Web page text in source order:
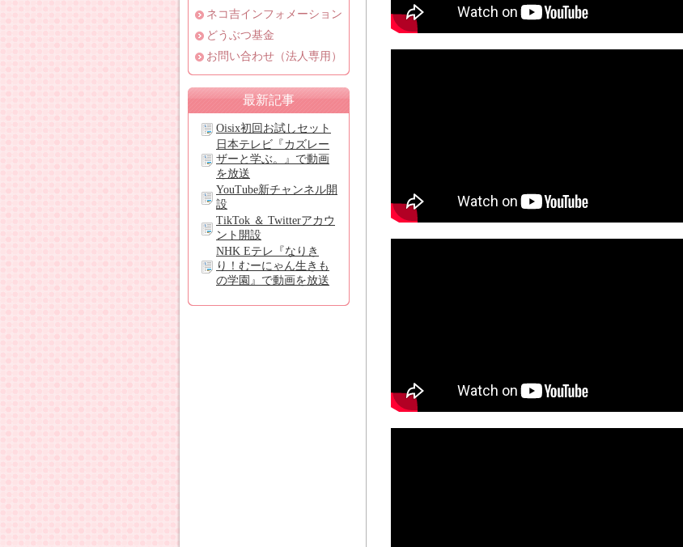
ネコ吉インフォメーション
どうぶつ基金
お問い合わせ（法人専用）
最新記事
Oisix初回お試しセット
日本テレビ『カズレー
ザーと学ぶ。』で動画
を放送
YouTube新チャンネル開
設
TikTok ＆ Twitterアカウ
ント開設
NHK Eテレ『なりき
り！むーにゃん生きも
の学園』で動画を放送